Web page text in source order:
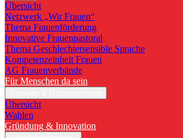
Übersicht
Netzwerk „Wir Frauen“
Thema Frauenförderung
Innovative Frauenpastoral
Thema Geschlechtersensible Sprache
Kompetenzeinheit Frauen
AG Frauenverbände
Für Menschen da sein
Übersicht
Wahlen
Gründung & Innovation